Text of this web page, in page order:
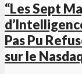
“Les Sept
Pas Pu
sur le